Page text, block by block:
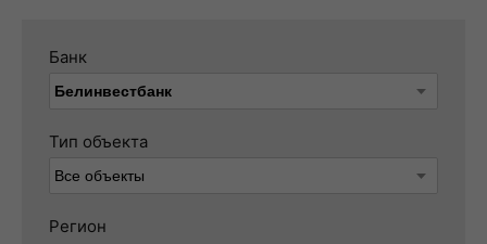
Банк
Тип объекта
Регион